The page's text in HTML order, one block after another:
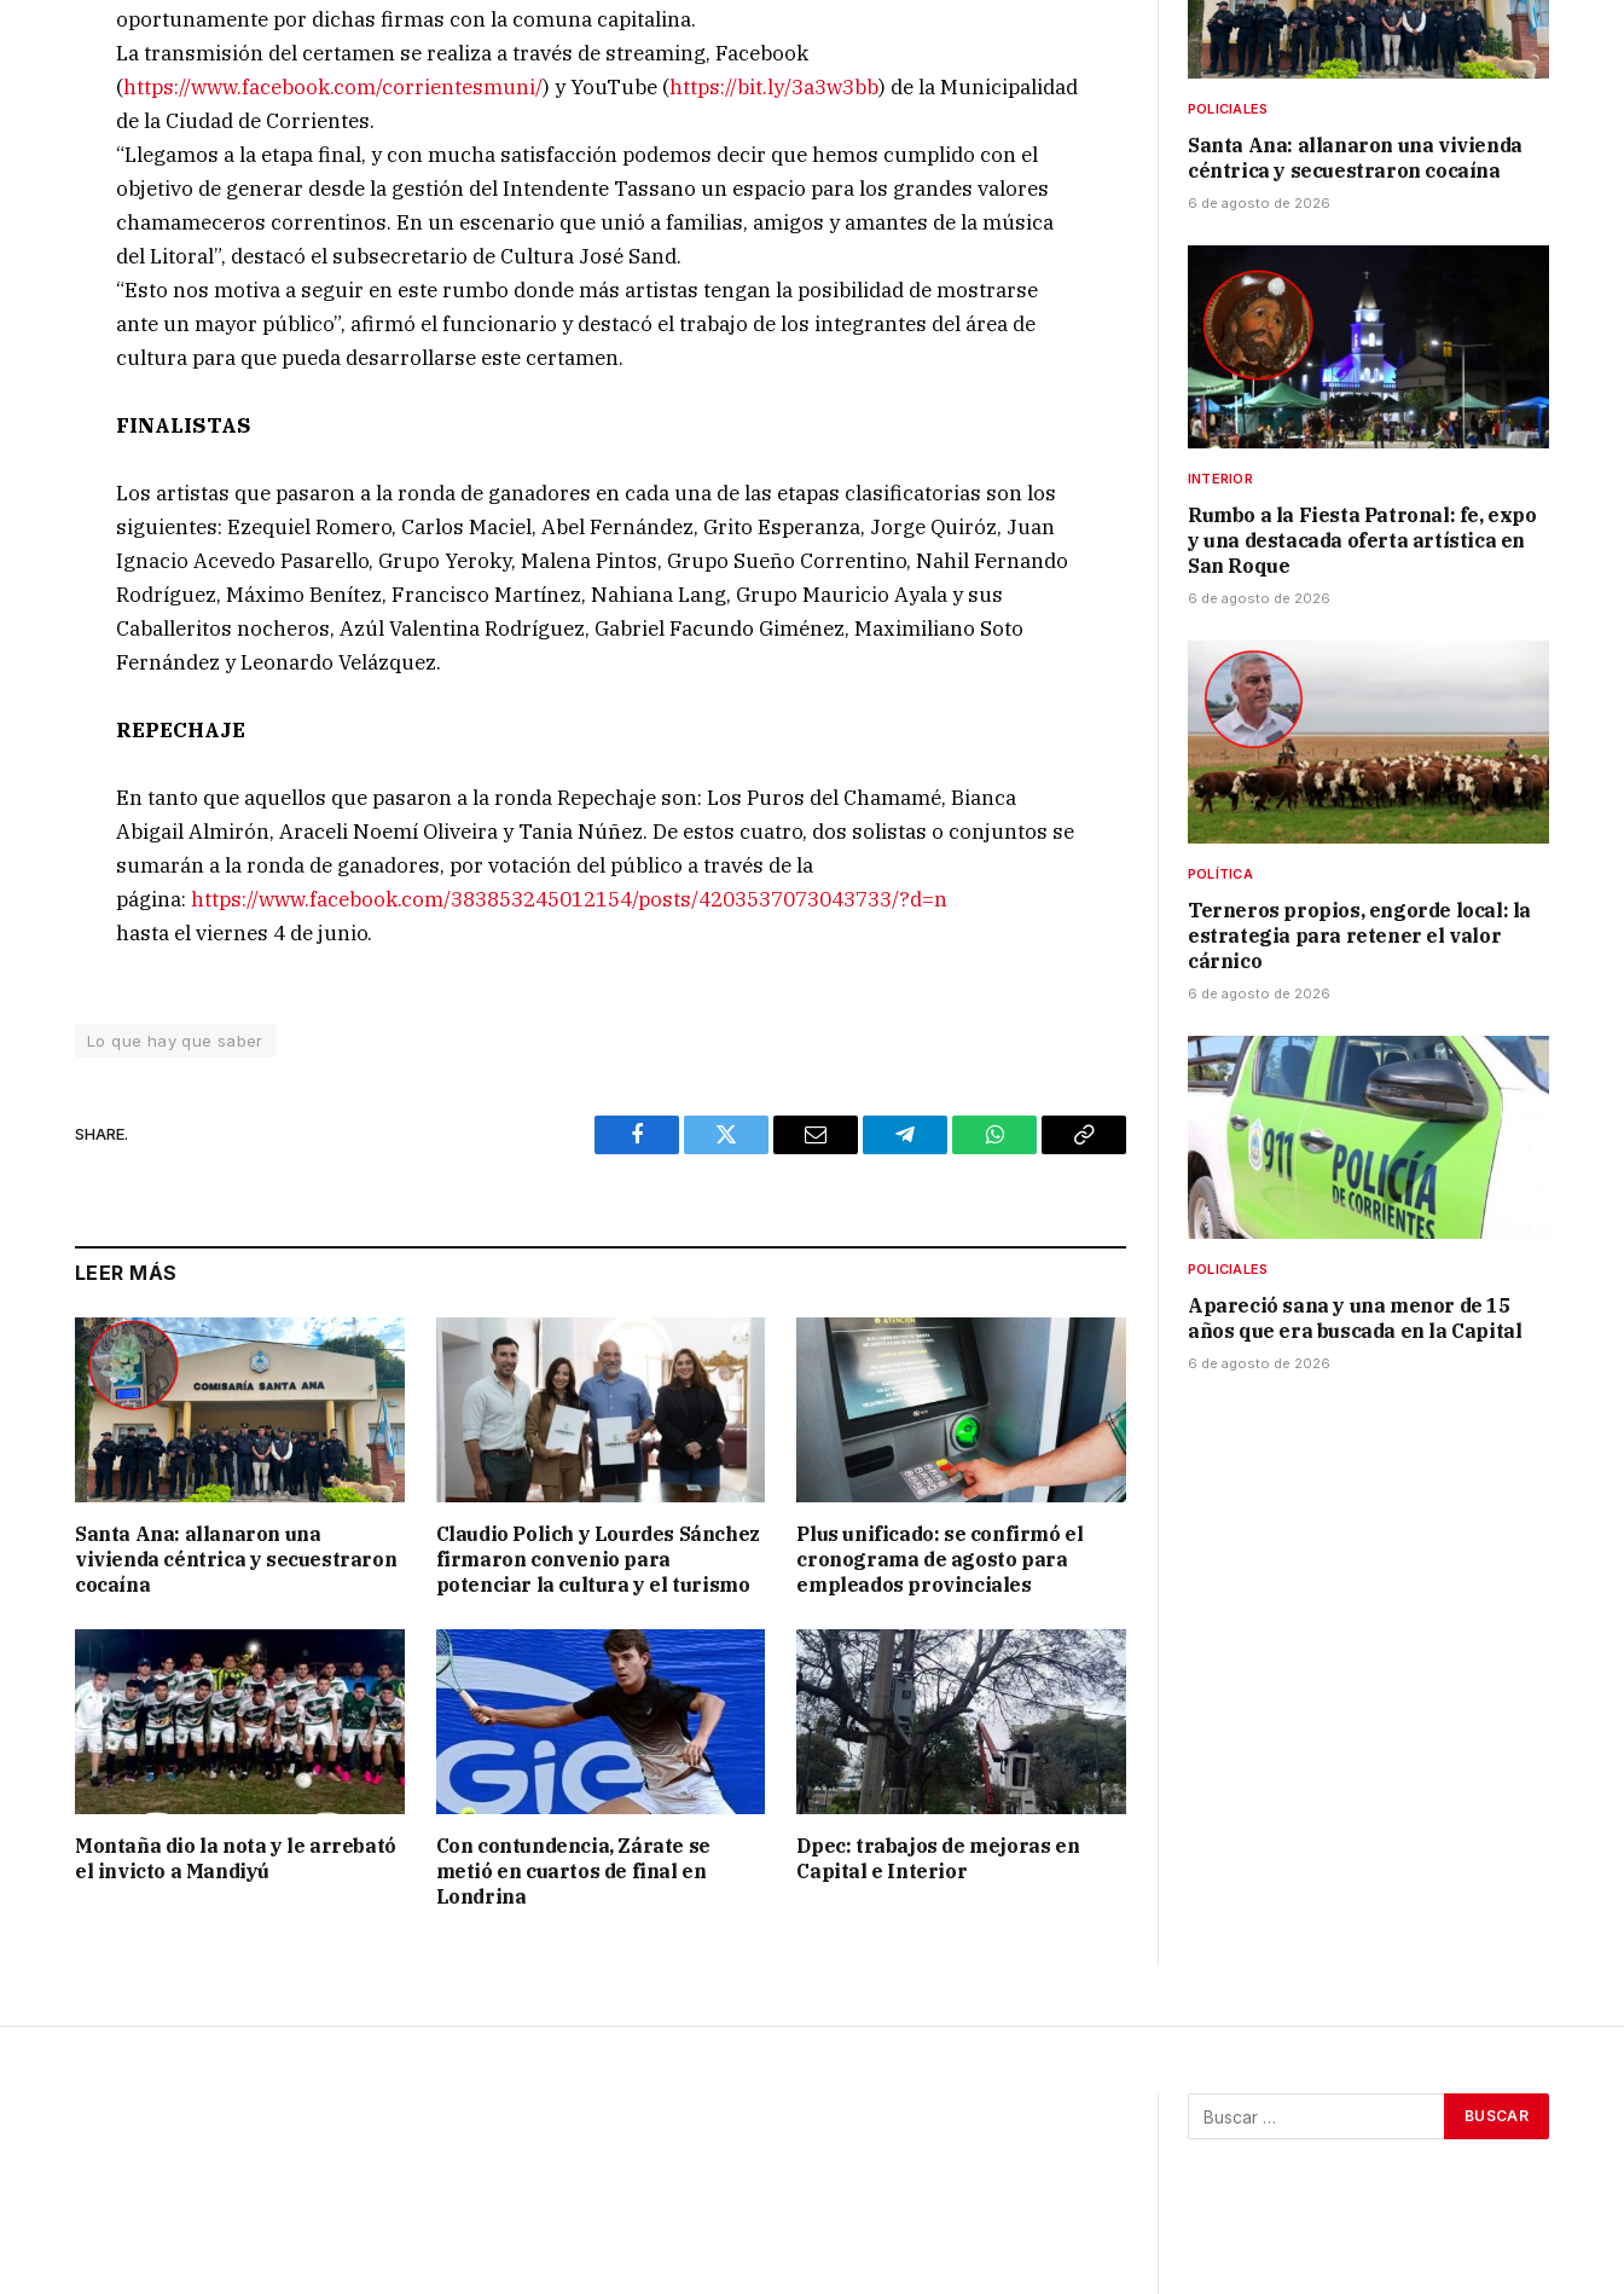
oportunamente por dichas firmas con la comuna capitalina.
La transmisión del certamen se realiza a través de streaming, Facebook
(https://www.facebook.com/corrientesmuni/) y YouTube (https://bit.ly/3a3w3bb) de la Municipalidad
de la Ciudad de Corrientes.
“Llegamos a la etapa final, y con mucha satisfacción podemos decir que hemos cumplido con el
objetivo de generar desde la gestión del Intendente Tassano un espacio para los grandes valores
chamameceros correntinos. En un escenario que unió a familias, amigos y amantes de la música
del Litoral”, destacó el subsecretario de Cultura José Sand.
“Esto nos motiva a seguir en este rumbo donde más artistas tengan la posibilidad de mostrarse
ante un mayor público”, afirmó el funcionario y destacó el trabajo de los integrantes del área de
cultura para que pueda desarrollarse este certamen.
FINALISTAS
Los artistas que pasaron a la ronda de ganadores en cada una de las etapas clasificatorias son los
siguientes: Ezequiel Romero, Carlos Maciel, Abel Fernández, Grito Esperanza, Jorge Quiróz, Juan
Ignacio Acevedo Pasarello, Grupo Yeroky, Malena Pintos, Grupo Sueño Correntino, Nahil Fernando
Rodríguez, Máximo Benítez, Francisco Martínez, Nahiana Lang, Grupo Mauricio Ayala y sus
Caballeritos nocheros, Azúl Valentina Rodríguez, Gabriel Facundo Giménez, Maximiliano Soto
Fernández y Leonardo Velázquez.
REPECHAJE
En tanto que aquellos que pasaron a la ronda Repechaje son: Los Puros del Chamamé, Bianca
Abigail Almirón, Araceli Noemí Oliveira y Tania Núñez. De estos cuatro, dos solistas o conjuntos se
sumarán a la ronda de ganadores, por votación del público a través de la
página:https://www.facebook.com/383853245012154/posts/4203537073043733/?d=n
hasta el viernes 4 de junio.
Lo que hay que saber
SHARE.
Facebook Twitter Email Telegram WhatsAppCopy
LEER MÁS
Santa Ana: allanaron una
vivienda céntrica y secuestraron
cocaína
Claudio Polich y Lourdes Sánchez
firmaron convenio para
potenciar la cultura y el turismo
Plus unificado: se confirmó el
cronograma de agosto para
empleados provinciales
Montaña dio la nota y le arrebató
el invicto a Mandiyú
Con contundencia, Zárate se
metió en cuartos de final en
Londrina
Dpec: trabajos de mejoras en
Capital e Interior
POLICIALES
Santa Ana: allanaron una vivienda
céntrica y secuestraron cocaína
6 de agosto de 2026
INTERIOR
Rumbo a la Fiesta Patronal: fe, expo
y una destacada oferta artística en
San Roque
6 de agosto de 2026
POLÍTICA
Terneros propios, engorde local: la
estrategia para retener el valor
cárnico
6 de agosto de 2026
POLICIALES
Apareció sana y una menor de 15
años que era buscada en la Capital
6 de agosto de 2026